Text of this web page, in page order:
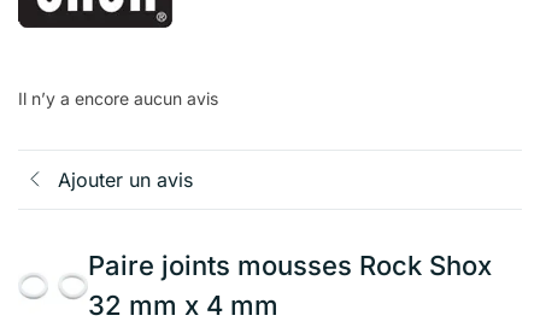
Il n’y a encore aucun avis
Ajouter un avis
Paire joints mousses Rock Shox
32 mm x 4 mm